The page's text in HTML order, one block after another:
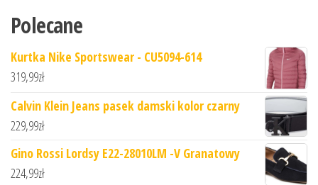
Polecane
Kurtka Nike Sportswear - CU5094-614
319,99zł
Calvin Klein Jeans pasek damski kolor czarny
229,99zł
Gino Rossi Lordsy E22-28010LM -V Granatowy
224,99zł